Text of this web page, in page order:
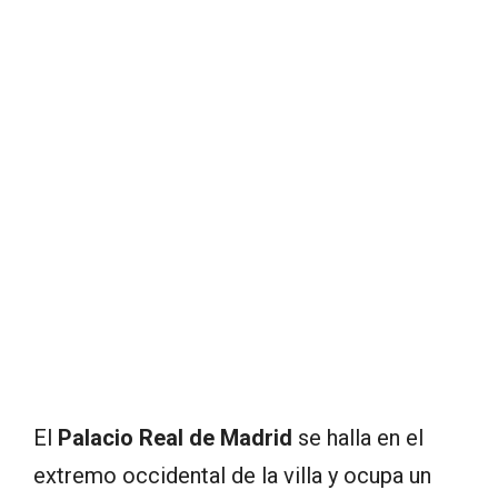
El Palacio Real de Madrid se halla en el
extremo occidental de la villa y ocupa un